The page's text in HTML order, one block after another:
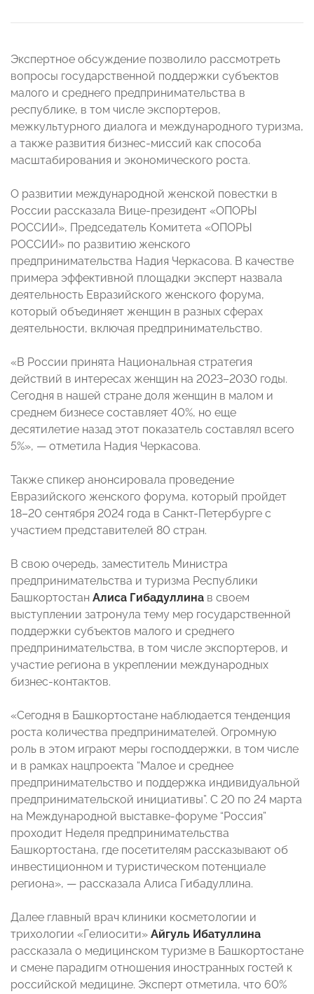
Экспертное обсуждение позволило рассмотреть
вопросы государственной поддержки субъектов
малого и среднего предпринимательства в
республике, в том числе экспортеров,
межкультурного диалога и международного туризма,
а также развития бизнес-миссий как способа
масштабирования и экономического роста.
О развитии международной женской повестки в
России рассказала Вице-президент «ОПОРЫ
РОССИИ», Председатель Комитета «ОПОРЫ
РОССИИ» по развитию женского
предпринимательства Надия Черкасова. В качестве
примера эффективной площадки эксперт назвала
деятельность Евразийского женского форума,
который объединяет женщин в разных сферах
деятельности, включая предпринимательство.
«В России принята Национальная стратегия
действий в интересах женщин на 2023–2030 годы.
Сегодня в нашей стране доля женщин в малом и
среднем бизнесе составляет 40%, но еще
десятилетие назад этот показатель составлял всего
5%», — отметила Надия Черкасова.
Также спикер анонсировала проведение
Евразийского женского форума, который пройдет
18–20 сентября 2024 года в Санкт-Петербурге с
участием представителей 80 стран.
В свою очередь, заместитель Министра
предпринимательства и туризма Республики
Башкортостан Алиса Гибадуллина в своем
выступлении затронула тему мер государственной
поддержки субъектов малого и среднего
предпринимательства, в том числе экспортеров, и
участие региона в укреплении международных
бизнес-контактов.
«Сегодня в Башкортостане наблюдается тенденция
роста количества предпринимателей. Огромную
роль в этом играют меры господдержки, в том числе
и в рамках нацпроекта “Малое и среднее
предпринимательство и поддержка индивидуальной
предпринимательской инициативы”. С 20 по 24 марта
на Международной выставке-форуме “Россия”
проходит Неделя предпринимательства
Башкортостана, где посетителям рассказывают об
инвестиционном и туристическом потенциале
региона», — рассказала Алиса Гибадуллина.
Далее главный врач клиники косметологии и
трихологии «Гелиосити» Айгуль Ибатуллина
рассказала о медицинском туризме в Башкортостане
и смене парадигм отношения иностранных гостей к
российской медицине. Эксперт отметила, что 60%